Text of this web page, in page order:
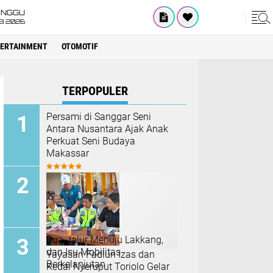
2026
OTOMOTIF
TERPOPULER
Persami di Sanggar Seni
Antara Nusantara Ajak Anak
Perkuat Seni Budaya
Makassar
Yayasan Fadlun Izas dan
Kedai Nyeruput Toriolo Gelar
Dua Jalur Menuju Lakkang,
dan Isu Mobilitas
Berkelanjutan